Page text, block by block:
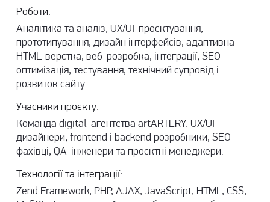
Роботи:
Аналітика та аналіз, UX/UI-проєктування,
прототипування, дизайн інтерфейсів, адаптивна
HTML-верстка, веб-розробка, інтеграції, SEO-
оптимізація, тестування, технічний супровід і
розвиток сайту.
Учасники проєкту:
Команда digital-агентства artARTERY: UX/UI
дизайнери, frontend і backend розробники, SEO-
фахівці, QA-інженери та проєктні менеджери.
Технології та інтеграції:
Zend Framework, PHP, AJAX, JavaScript, HTML, CSS,